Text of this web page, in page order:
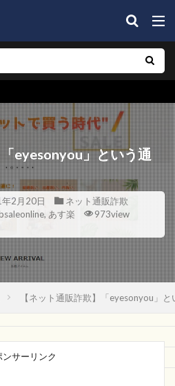
eyesonyou」という通
2月20日
ネット通販詐欺
, あす楽
973view
【ネット通販詐欺】「eyesonyou」
ンサーリンク